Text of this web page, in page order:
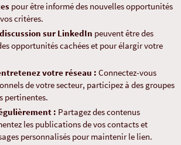
pour être informé des nouvelles opportunités
critères.
sur LinkedIn peuvent être des
opportunités cachées et pour élargir votre
votre réseau : Connectez-vous
de votre secteur, participez à des groupes
pertinentes.
: Partagez des contenus
les publications de vos contacts et
personnalisés pour maintenir le lien.